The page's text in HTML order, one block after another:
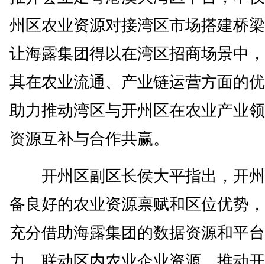
州区农业资源对接湾区市场搭建桥
让海露集团得以在湾区招商场景中
其在农业流通、产业链运营方面的
助力推动湾区与开州区在农业产业
资源互补与合作共赢。
开州区副区长侯大平指出，开
备良好的农业资源禀赋和区位优势
充分借助海露集团的数据资源和平